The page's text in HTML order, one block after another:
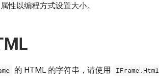
属性以编程方式设置大小。
的 HTML 的字符串，请使用 IFrame.Html